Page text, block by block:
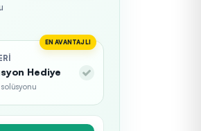
EN AVANTAJLI
Hediye
solüsyonu